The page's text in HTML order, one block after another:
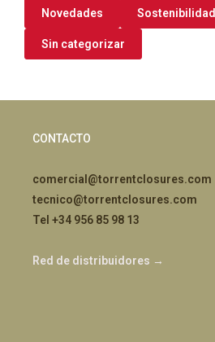
Novedades Sostenibilidad
Sin categorizar
CONTACTO
comercial@torrentclosures.com
tecnico@torrentclosures.com
Tel +34 956 85 98 13
Red de distribuidores →